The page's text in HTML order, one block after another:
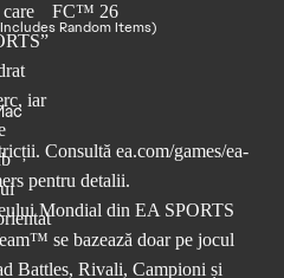
Random Items)
Consultă ea.com/games/ea-
pentru detalii.
Mondial din EA SPORTS
se bazează doar pe jocul
Battles, Rivali, Campioni și